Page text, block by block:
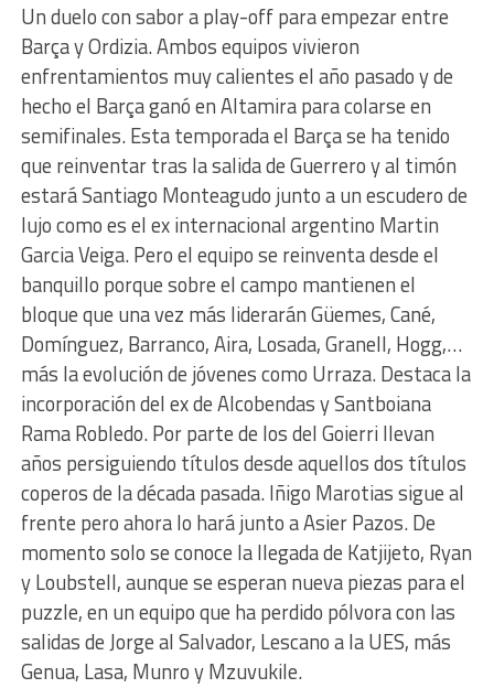
Un duelo con sabor a play-off para empezar entre
Barça y Ordizia. Ambos equipos vivieron
enfrentamientos muy calientes el año pasado y de
hecho el Barça ganó en Altamira para colarse en
semifinales. Esta temporada el Barça se ha tenido
que reinventar tras la salida de Guerrero y al timón
estará Santiago Monteagudo junto a un escudero de
lujo como es el ex internacional argentino Martin
Garcia Veiga. Pero el equipo se reinventa desde el
banquillo porque sobre el campo mantienen el
bloque que una vez más liderarán Güemes, Cané,
Domínguez, Barranco, Aira, Losada, Granell, Hogg,…
más la evolución de jóvenes como Urraza. Destaca la
incorporación del ex de Alcobendas y Santboiana
Rama Robledo. Por parte de los del Goierri llevan
años persiguiendo títulos desde aquellos dos títulos
coperos de la década pasada. Iñigo Marotias sigue al
frente pero ahora lo hará junto a Asier Pazos. De
momento solo se conoce la llegada de Katjijeto, Ryan
y Loubstell, aunque se esperan nueva piezas para el
puzzle, en un equipo que ha perdido pólvora con las
salidas de Jorge al Salvador, Lescano a la UES, más
Genua, Lasa, Munro y Mzuvukile.